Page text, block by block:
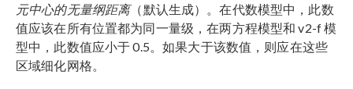
元中心的无量纲距离（默认生成）。在代数模型中，此数
值应该在所有位置都为同一量级，在两方程模型和 v2-f 模
型中，此数值应小于 0.5。如果大于该数值，则应在这些
区域细化网格。